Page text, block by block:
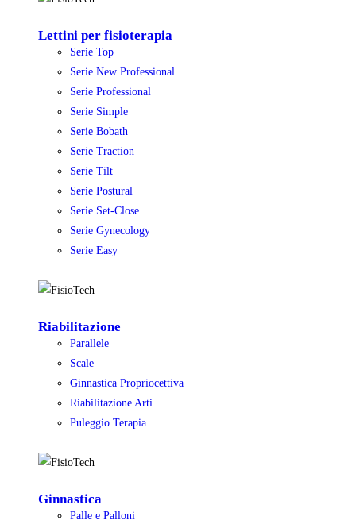
Lettini per fisioterapia
Serie Top
Serie New Professional
Serie Professional
Serie Simple
Serie Bobath
Serie Traction
Serie Tilt
Serie Postural
Serie Set-Close
Serie Gynecology
Serie Easy
Riabilitazione
Parallele
Scale
Ginnastica Propriocettiva
Riabilitazione Arti
Puleggio Terapia
Ginnastica
Palle e Palloni